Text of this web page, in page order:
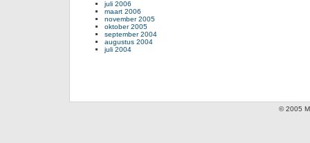
juli 2006
maart 2006
november 2005
oktober 2005
september 2004
augustus 2004
juli 2004
© 2005